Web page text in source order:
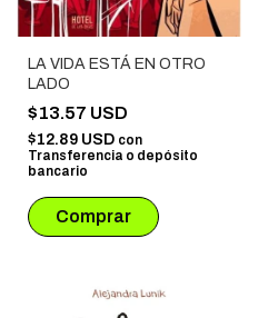
LA VIDA ESTÁ EN OTRO
LADO
$13.57 USD
$12.89 USD con
Transferencia o depósito
bancario